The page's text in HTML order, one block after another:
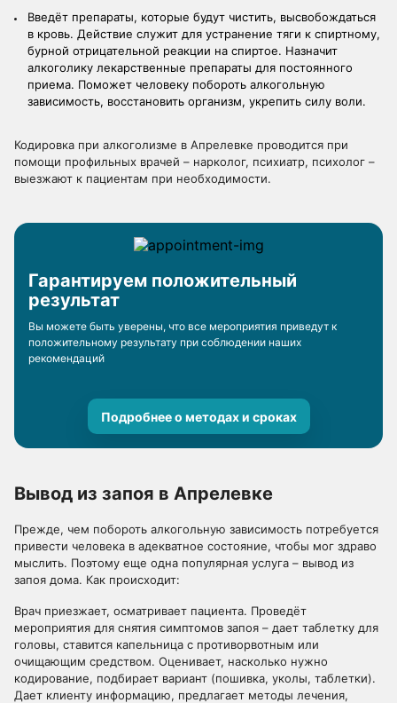
Введёт препараты, которые будут чистить, высвобождаться
в кровь. Действие служит для устранение тяги к спиртному,
бурной отрицательной реакции на спиртое. Назначит
алкоголику лекарственные препараты для постоянного
приема. Поможет человеку побороть алкогольную
зависимость, восстановить организм, укрепить силу воли.
Кодировка при алкоголизме в Апрелевке проводится при
помощи профильных врачей – нарколог, психиатр, психолог –
выезжают к пациентам при необходимости.
Гарантируем положительный
результат
Вы можете быть уверены, что все мероприятия приведут к
положительному результату при соблюдении наших
рекомендаций
Подробнее о методах и сроках
Вывод из запоя в Апрелевке
Прежде, чем побороть алкогольную зависимость потребуется
привести человека в адекватное состояние, чтобы мог здраво
мыслить. Поэтому еще одна популярная услуга – вывод из
запоя дома. Как происходит:
Врач приезжает, осматривает пациента. Проведёт
мероприятия для снятия симптомов запоя – дает таблетку для
головы, ставится капельница с противорвотным или
очищающим средством. Оценивает, насколько нужно
кодирование, подбирает вариант (пошивка, уколы, таблетки).
Дает клиенту информацию, предлагает методы лечения,